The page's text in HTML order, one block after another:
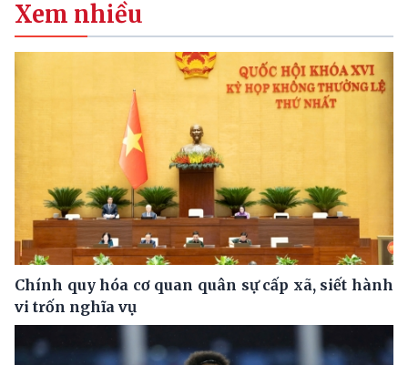
Xem nhiều
Chính quy hóa cơ quan quân sự cấp xã, siết hành
vi trốn nghĩa vụ